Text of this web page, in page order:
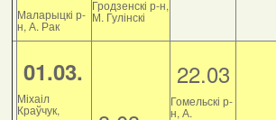
Маларыцкі р-
н, А. Рак
Гродзенскі р-н,
М. Гулінскі
01.03.
Міхаіл
Краўчук,
22.03
Гомельскі р-
н, А.